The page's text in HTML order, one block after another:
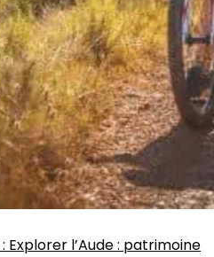
: Explorer l’Aude : patrimoine